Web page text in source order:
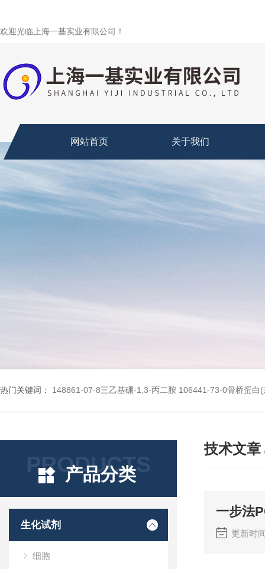
欢迎光临上海一基实业有限公司！
网站首页 关于我们
热门关键词： 148861-07-8三乙基硼-1,3-丙二胺 106441-73-0骨桥蛋白
PRODUCTS
产品分类
生化试剂
细胞
技术文章
一步法
更新时